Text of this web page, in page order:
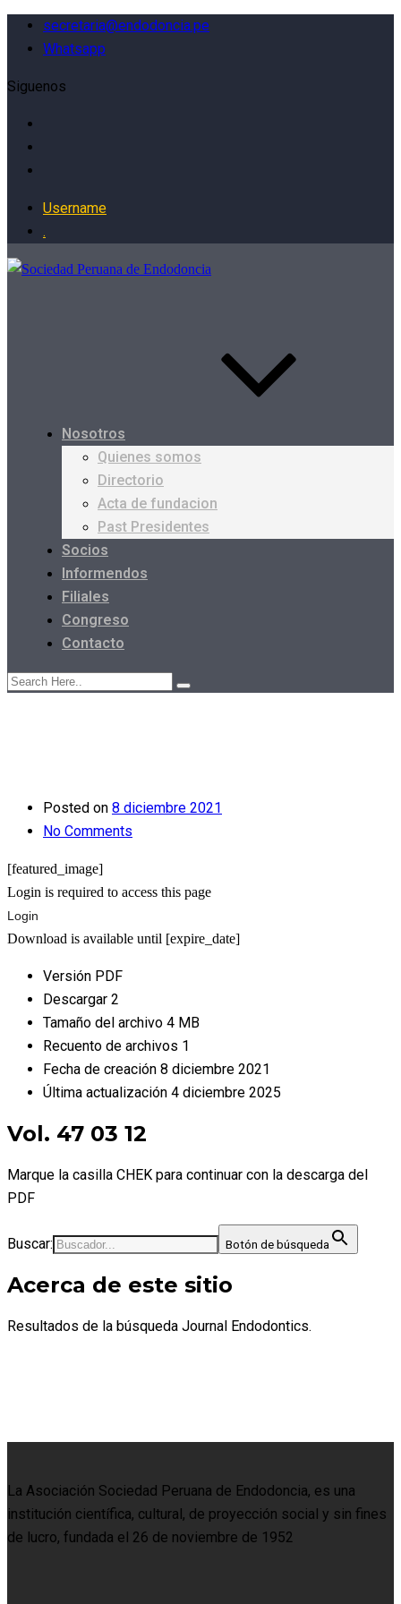
secretaria@endodoncia.pe
Whatsapp
Siguenos
Username
.
Nosotros
Quienes somos
Directorio
Acta de fundacion
Past Presidentes
Socios
Informendos
Filiales
Congreso
Contacto
Posted on 8 diciembre 2021
No Comments
[featured_image]
Login is required to access this page
Login
Download is available until [expire_date]
Versión PDF
Descargar 2
Tamaño del archivo 4 MB
Recuento de archivos 1
Fecha de creación 8 diciembre 2021
Última actualización 4 diciembre 2025
Vol. 47 03 12
Marque la casilla CHEK para continuar con la descarga del
PDF
Buscar: Botón de búsqueda
Acerca de este sitio
Resultados de la búsqueda Journal Endodontics.
La Asociación Sociedad Peruana de Endodoncia, es una
institución científica, cultural, de proyección social y sin fines
de lucro, fundada el 26 de noviembre de 1952